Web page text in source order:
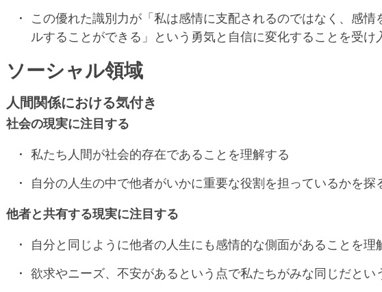
この優れた識別力が「私は感情に支配されるのではなく、感情
ルすることができる」という勇気と自信に変化することを受け
ソーシャル領域
人間関係における気付き
社会の現実に注目する
私たち人間が社会的存在であることを理解する
自分の人生の中で他者がいかに重要な役割を担っているかを探
他者と共有する現実に注目する
自分と同じように他者の人生にも感情的な側面があることを理
欲求やニーズ、不安があるという点で私たちがみな同じだとい